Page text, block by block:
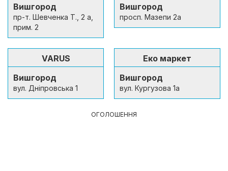
Вишгород
пр-т. Шевченка Т., 2 а,
прим. 2
Вишгород
просп. Мазепи 2а
VARUS
Вишгород
вул. Дніпровська 1
Еко маркет
Вишгород
вул. Кургузова 1а
ОГОЛОШЕННЯ